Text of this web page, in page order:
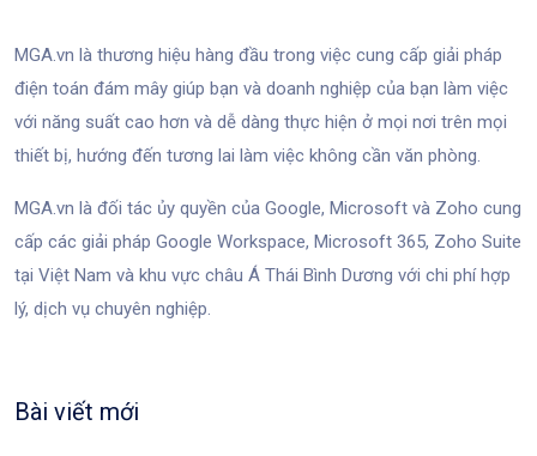
MGA.vn là thương hiệu hàng đầu trong việc cung cấp giải pháp
điện toán đám mây giúp bạn và doanh nghiệp của bạn làm việc
với năng suất cao hơn và dễ dàng thực hiện ở mọi nơi trên mọi
thiết bị, hướng đến tương lai làm việc không cần văn phòng.
MGA.vn là đối tác ủy quyền của Google, Microsoft và Zoho cung
cấp các giải pháp Google Workspace, Microsoft 365, Zoho Suite
tại Việt Nam và khu vực châu Á Thái Bình Dương với chi phí hợp
lý, dịch vụ chuyên nghiệp.
Bài viết mới